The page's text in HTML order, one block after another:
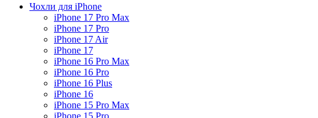
Чохли для iPhone
iPhone 17 Pro Max
iPhone 17 Pro
iPhone 17 Air
iPhone 17
iPhone 16 Pro Max
iPhone 16 Pro
iPhone 16 Plus
iPhone 16
iPhone 15 Pro Max
iPhone 15 Pro